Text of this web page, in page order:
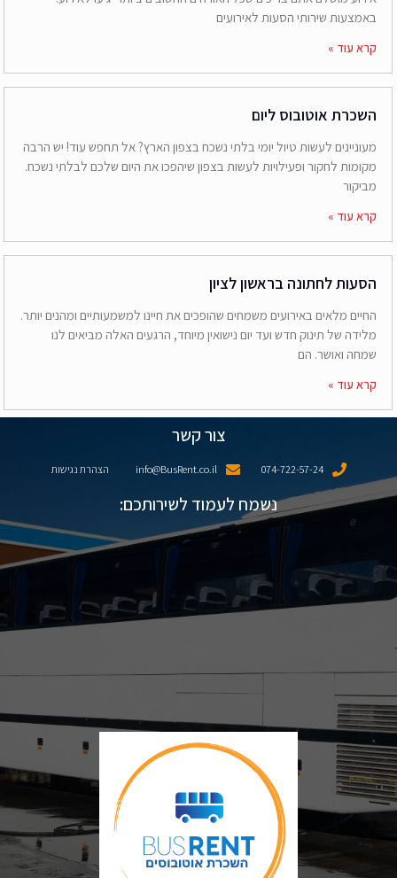
באמצעות שירותי הסעות לאירועים
קרא עוד »
השכרת אוטובוס ליום
מעוניינים לעשות טיול יומי בלתי נשכח בצפון הארץ? אל תחפש עוד! יש הרבה
מקומות לחקור ופעילויות לעשות בצפון שיהפכו את היום שלכם לבלתי נשכח.
מביקור
קרא עוד »
הסעות לחתונה בראשון לציון
החיים מלאים באירועים משמחים שהופכים את חיינו למשמעותיים ומהנים יותר.
מלידה של תינוק חדש ועד יום נישואין מיוחד, הרגעים האלה מביאים לנו
שמחה ואושר. הם
קרא עוד »
צור קשר
074-722-57-24
info@BusRent.co.il הצהרת נגישות
נשמח לעמוד לשירותכם: